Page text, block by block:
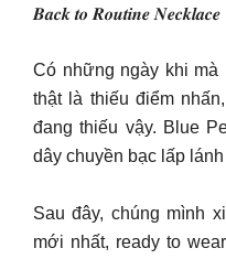
𝑩𝒂𝒄𝒌 𝒕𝒐 𝑹𝒐𝒖𝒕𝒊𝒏𝒆
Có những ngày khi mà
thật là thiếu điểm
đang thiếu vậy. Blue
dây chuyền bạc lấp
Sau đây, chúng mình
mới nhất, ready to